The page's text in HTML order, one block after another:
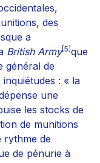
des
a
British Army[5]que
général de
inquiétudes : « la
une
les stocks de
de munitions
rythme de
de pénurie à